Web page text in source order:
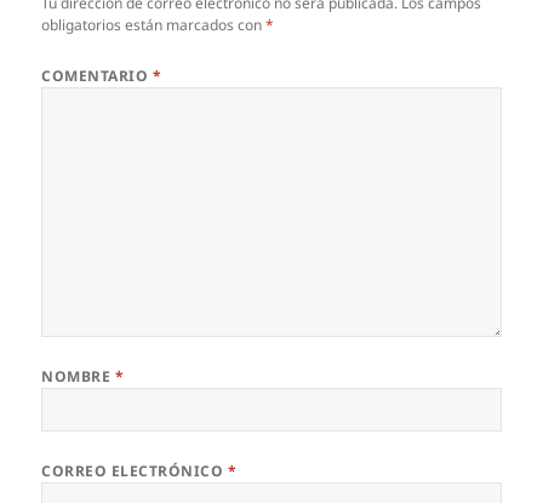
obligatorios están marcados con*
COMENTARIO *
NOMBRE *
CORREO ELECTRÓNICO *